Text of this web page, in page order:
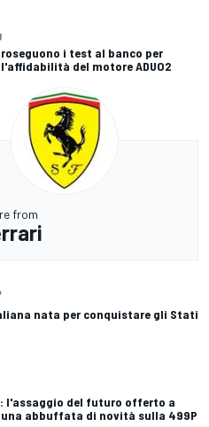
i test al banco per
del motore ADUO2
from
nata per conquistare gli Stati
l'assaggio del futuro offerto a
una abbuffata di novità sulla 499P